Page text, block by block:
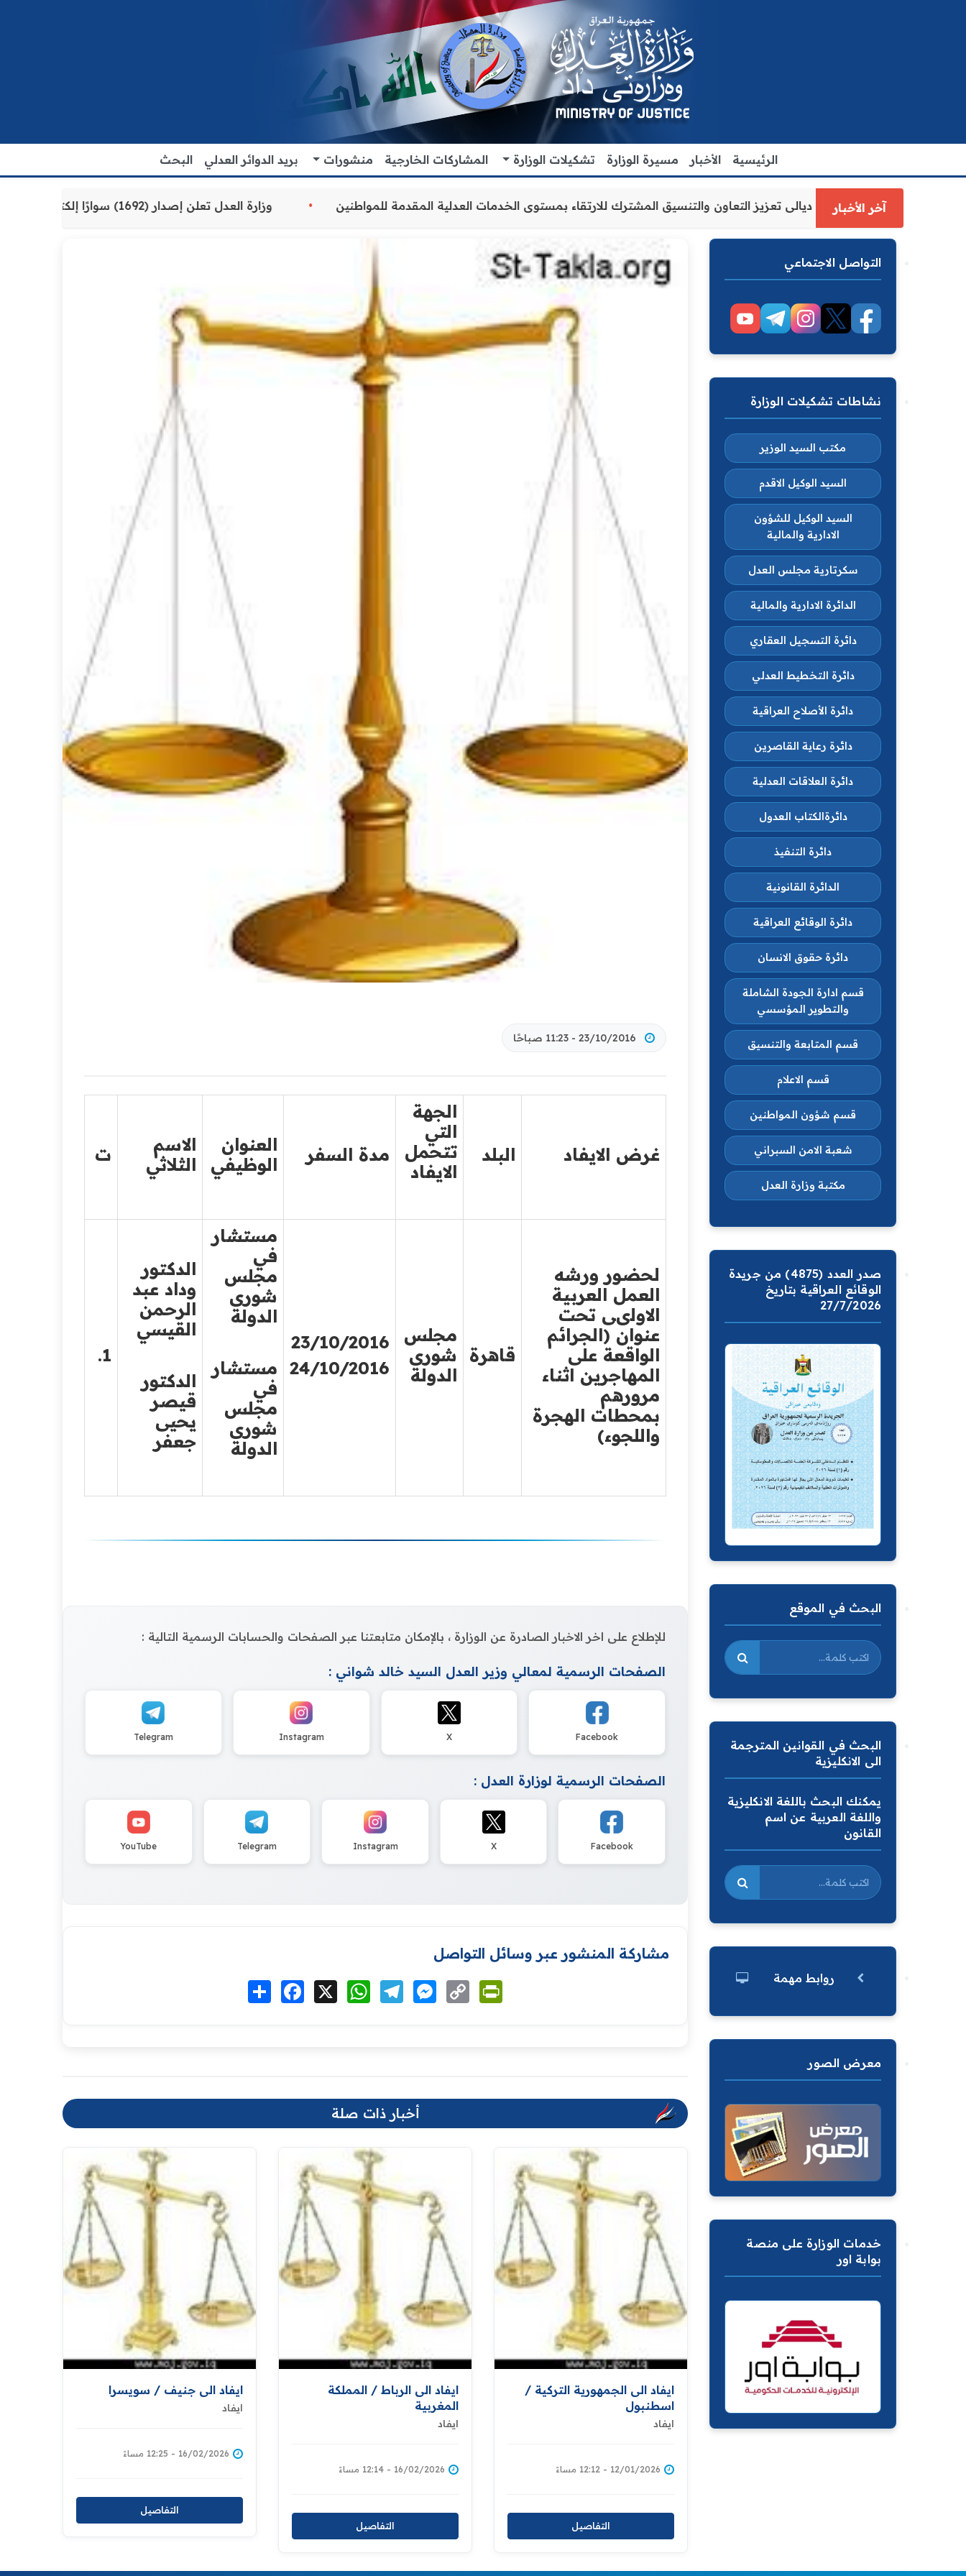
الرئيسية الأخبار مسيرة الوزارة تشكيلات الوزارة المشاركات الخارجية منشورات بريد الدوائر العدلي البحث
آخر الأخبار
الاقدم يبحث مع رئيس مجلس محافظة ديالى تعزيز التعاون والتنسيق المشترك للارتقاء بمستوى الخدمات العدلية المقدمة للمواطنين وزارة العدل تعلن إصدار (1692) سوارًا إلكترونيًا لنزلاء سجن الناصرية المركزي لتنظيم التعاملات المالية داخل المؤسسات الإصلاحية
23/10/2016 - 11:23 صباحًا
غرض الايفاد البلد
الجهة
التي
تتحمل
الايفاد
مدة السفر
العنوان
الوظيفي
الاسم
الثلاثي
ت
لحضور ورشه
العمل العربية
الاولىى تحت
عنوان (الجرائم
الواقعة على
المهاجرين اثناء
مرورهم
بمحطات الهجرة
واللجوء)
قاهرة
مجلس
شورى
الدولة
23/10/2016
24/10/2016
مستشار
في
مجلس
شورى
الدولة
مستشار
في
مجلس
شورى
الدولة
الدكتور
وداد عبد
الرحمن
القيسي
الدكتور
قيصر
يحيى
جعفر
1.
للإطلاع على اخر الاخبار الصادرة عن الوزارة ، بالإمكان متابعتنا عبر الصفحات والحسابات الرسمية التالية :
الصفحات الرسمية لمعالي وزير العدل السيد خالد شواني :
Facebook
X
Instagram
Telegram
الصفحات الرسمية لوزارة العدل :
Facebook
X
Instagram
Telegram
YouTube
مشاركة المنشور عبر وسائل التواصل
انشر Facebook WhatsAppTelegramMessenger
Copy
Link
أخبار ذات صلة
ايفاد الى جنيف / سويسرا
ايفاد
16/02/2026 - 12:25 مساءً
التفاصيل
ايفاد الى الرباط / المملكة
المغربية
ايفاد
16/02/2026 - 12:14 مساءً
التفاصيل
ايفاد الى الجمهورية التركية /
اسطنبول
ايفاد
12/01/2026 - 12:12 مساءً
التفاصيل
التواصل الاجتماعي
نشاطات تشكيلات الوزارة
مكتب السيد الوزير
السيد الوكيل الاقدم
السيد الوكيل للشؤون
الادارية والمالية
سكرتارية مجلس العدل
الدائرة الادارية والمالية
دائرة التسجيل العقاري
دائرة التخطيط العدلي
دائرة الأصلاح العراقية
دائرة رعاية القاصرين
دائرة العلاقات العدلية
دائرةالكتاب العدول
دائرة التنفيذ
الدائرة القانونية
دائرة الوقائع العراقية
دائرة حقوق الانسان
قسم ادارة الجودة الشاملة
والتطوير المؤسسي
قسم المتابعة والتنسيق
قسم الاعلام
قسم شؤون المواطنين
شعبة الامن السبراني
مكتبة وزارة العدل
صدر العدد (4875) من جريدة
الوقائع العراقية بتاريخ
27/7/2026
البحث في الموقع
البحث في القوانين المترجمة
الى الانكليزية
يمكنك البحث باللغة الانكليزية
واللغة العربية عن اسم
القانون
روابط مهمة
معرض الصور
خدمات الوزارة على منصة
بوابة اور